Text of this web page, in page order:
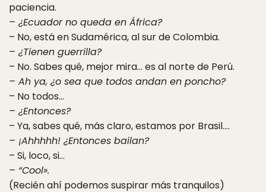
paciencia.
– ¿Ecuador no queda en África?
– No, está en Sudamérica, al sur de Colombia.
– ¿Tienen guerrilla?
– No. Sabes qué, mejor mira… es al norte de Perú.
– Ah ya, ¿o sea que todos andan en poncho?
– No todos…
– ¿Entonces?
– Ya, sabes qué, más claro, estamos por Brasil….
– ¡Ahhhhh! ¿Entonces bailan?
– Si, loco, si…
– “Cool».
(Recién ahí podemos suspirar más tranquilos)